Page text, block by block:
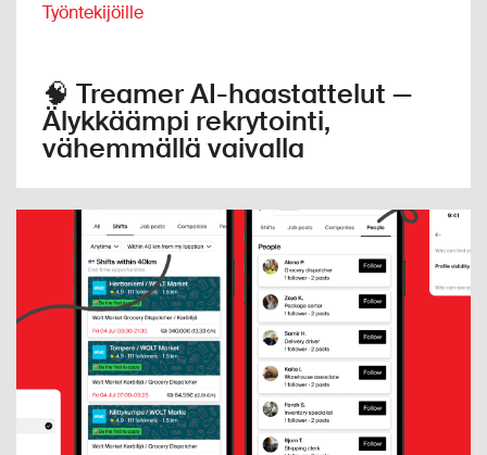
Työntekijöille
🧠 Treamer AI-haastattelut —
Älykkäämpi rekrytointi,
vähemmällä vaivalla